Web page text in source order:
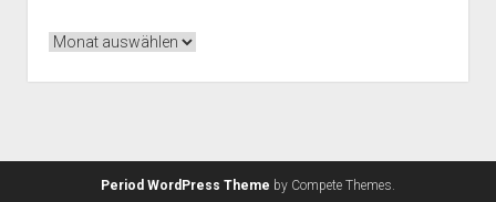
Alle
Period WordPress Theme by Compete Themes.